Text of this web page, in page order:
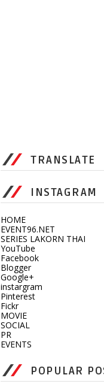
TRANSLATE
INSTAGRAM
HOME
EVENT96.NET
SERIES LAKORN THAI
YouTube
Facebook
Blogger
Google+
instargram
Pinterest
Fickr
MOVIE
SOCIAL
PR
EVENTS
POPULAR